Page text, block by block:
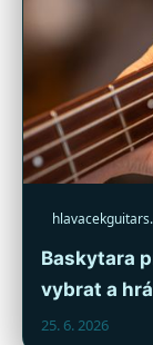
Baskytara
vybrat a
25. 6. 2026